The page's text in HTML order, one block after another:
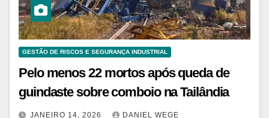
GESTÃO DE RISCOS E SEGURANÇA INDUSTRIAL
Pelo menos 22 mortos após queda de
guindaste sobre comboio na Tailândia
JANEIRO 14, 2026 DANIEL WEGE